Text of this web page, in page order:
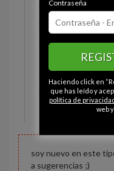
Estado civil:
Fumador/a: Sí
Rubio
Constitución:
Altura: 181 cm
soy nuevo en este
a sugerencias ;)
Contraseña
Haciendo click en
que has leído y
política de
web